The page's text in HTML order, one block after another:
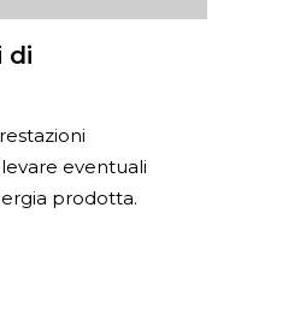
di
eventuali
prodotta.